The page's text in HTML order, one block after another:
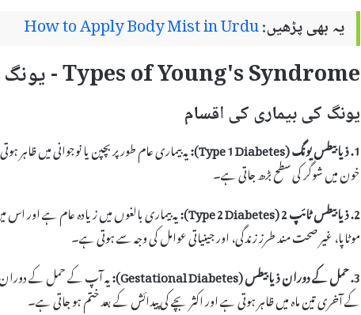
یہ بھی پڑھیں:How to Apply Body Mist in Urdu
Types of Young's Syndrome - یونگ کی بیماری کی اقسام
یونگ کی بیماری کی اقسام
1. ذیابیطس یونگ (Type 1 Diabetes): یہ بیماری عام طور پر بچپن یا نوجوانی میں
خون میں شوگر کی سطح بڑھ جاتی ہے۔
2. ذیابیطس ٹائپ 2 (Type 2 Diabetes):
یہ بیماری بالغوں میں زیادہ عام ہے اور اس
موٹاپا، غیر صحت مند طرز زندگی، اور جینیاتی عوامل کی وجہ سے ہوتی ہے۔
3. حمل کے دوران ذیابیطس (Gestational Diabetes):
یہ آپ کے حمل کے دوران
کے آخری تین ماہ میں ظاہر ہوتی ہے اور اکثر بچے کی پیدائش کے بعد ختم ہو جاتی ہے۔